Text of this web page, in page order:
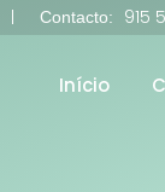
Contacto: 915
Início